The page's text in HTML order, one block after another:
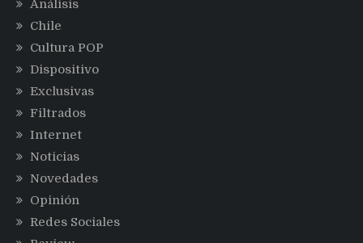
Análisis
Chile
Cultura POP
Dispositivo
Exclusivas
Filtrados
Internet
Noticias
Novedades
Opinión
Redes Sociales